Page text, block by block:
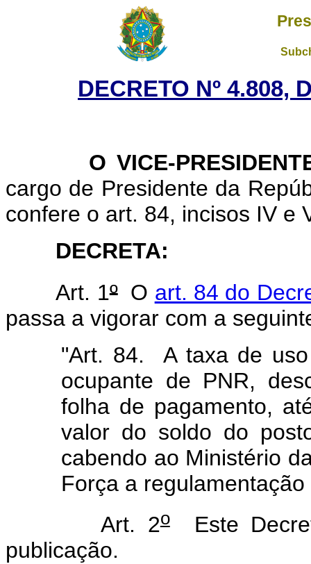
DECRETO Nº 4.808,
O VICE-PRESIDENTE
cargo de Presidente da
confere o art. 84, incisos IV e
DECRETA:
Art. 1ºO art. 84 do
passa a vigorar com a
"Art. 84. A taxa de
ocupante de PNR,
folha de pagamento,
valor do soldo do
cabendo ao Ministério
Força a
Art. 2oEste
publicação.